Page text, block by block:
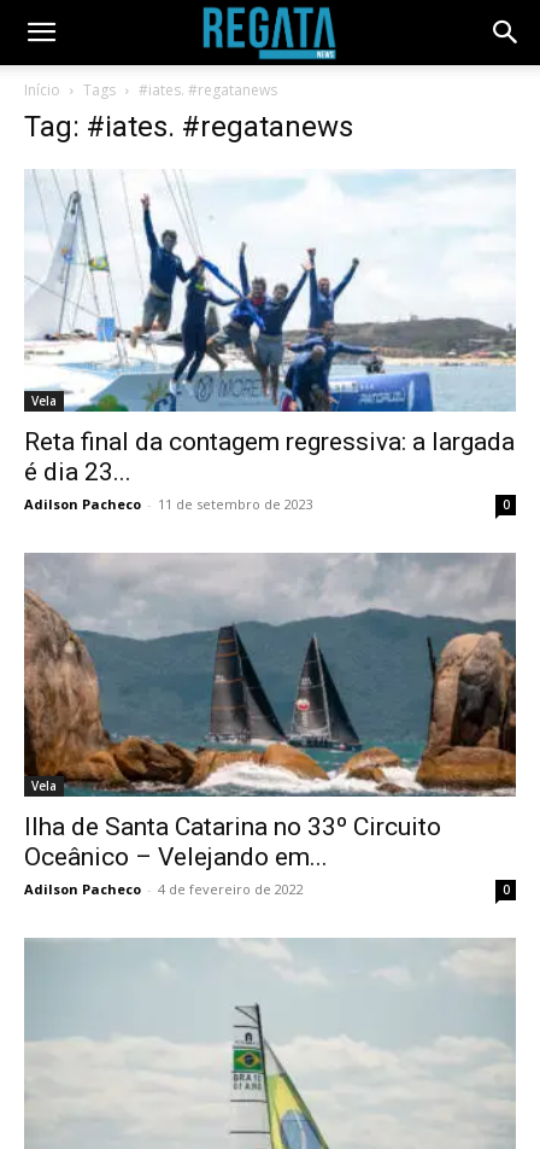
Início Tags #iates. #regatanews
Tag: #iates. #regatanews
Vela
Reta final da contagem regressiva: a largada
é dia 23...
Adilson Pacheco - 11 de setembro de 2023 0
Vela
Ilha de Santa Catarina no 33º Circuito
Oceânico – Velejando em...
Adilson Pacheco - 4 de fevereiro de 2022 0